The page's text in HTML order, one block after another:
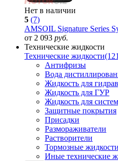
Нет в наличии
5 (7)
AMSOIL Signature Series
от 2 093 руб.
Технические жидкости
Технические жидкости
Антифризы
Вода
Жидкость для
Жидкость для ГУР
Жидкость для
Защитные покрытия
Присадки
Размораживатели
Растворители
Тормозные жидкости
Иные технические